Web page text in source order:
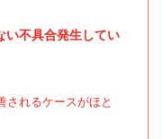
不具合発生してい
されるケースがほと